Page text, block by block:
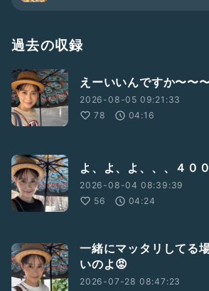
過去の収録
えーいいんですか〜〜
2026-08-05 09:21:33
78
04:16
よ、よ、よ、、、４０
2026-08-04 08:39:39
56
04:24
一緒にマッタリしてる
いのよ😡
2026-07-28 08:47:23